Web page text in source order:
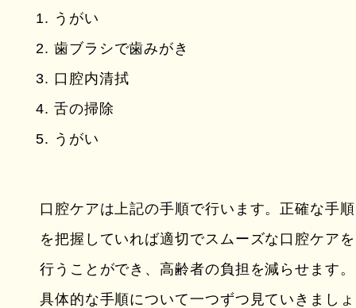
うがい
歯ブラシで歯みがき
口腔内清拭
舌の掃除
うがい
口腔ケアは上記の手順で行います。正確な手順
を把握していれば適切でスムーズな口腔ケアを
行うことができ、高齢者の負担を減らせます。
具体的な手順について一つずつ見ていきましょ